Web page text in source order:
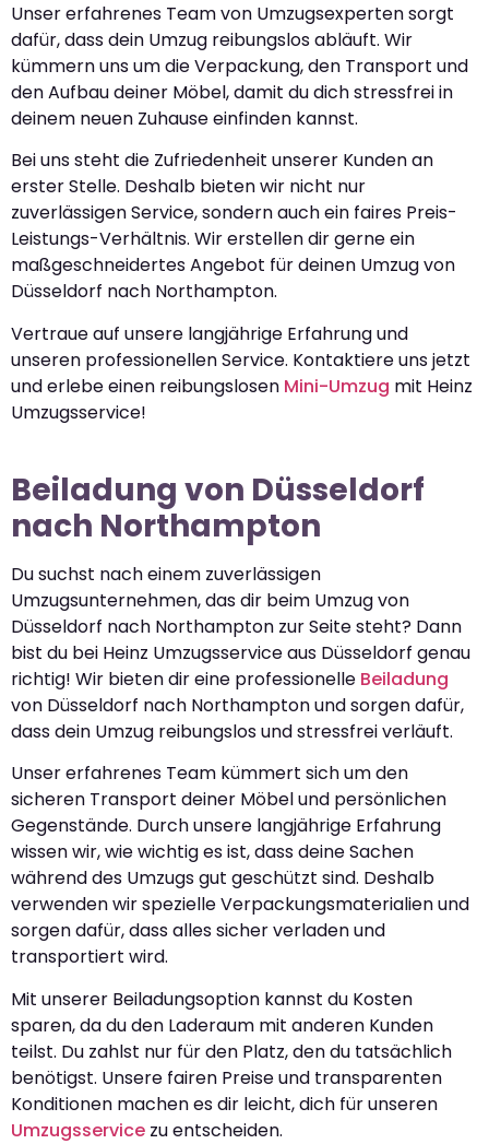
Unser erfahrenes Team von Umzugsexperten sorgt
dafür, dass dein Umzug reibungslos abläuft. Wir
kümmern uns um die Verpackung, den Transport und
den Aufbau deiner Möbel, damit du dich stressfrei in
deinem neuen Zuhause einfinden kannst.
Bei uns steht die Zufriedenheit unserer Kunden an
erster Stelle. Deshalb bieten wir nicht nur
zuverlässigen Service, sondern auch ein faires Preis-
Leistungs-Verhältnis. Wir erstellen dir gerne ein
maßgeschneidertes Angebot für deinen Umzug von
Düsseldorf nach Northampton.
Vertraue auf unsere langjährige Erfahrung und
unseren professionellen Service. Kontaktiere uns jetzt
und erlebe einen reibungslosen Mini-Umzug mit Heinz
Umzugsservice!
Beiladung von Düsseldorf
nach Northampton
Du suchst nach einem zuverlässigen
Umzugsunternehmen, das dir beim Umzug von
Düsseldorf nach Northampton zur Seite steht? Dann
bist du bei Heinz Umzugsservice aus Düsseldorf genau
richtig! Wir bieten dir eine professionelle Beiladung
von Düsseldorf nach Northampton und sorgen dafür,
dass dein Umzug reibungslos und stressfrei verläuft.
Unser erfahrenes Team kümmert sich um den
sicheren Transport deiner Möbel und persönlichen
Gegenstände. Durch unsere langjährige Erfahrung
wissen wir, wie wichtig es ist, dass deine Sachen
während des Umzugs gut geschützt sind. Deshalb
verwenden wir spezielle Verpackungsmaterialien und
sorgen dafür, dass alles sicher verladen und
transportiert wird.
Mit unserer Beiladungsoption kannst du Kosten
sparen, da du den Laderaum mit anderen Kunden
teilst. Du zahlst nur für den Platz, den du tatsächlich
benötigst. Unsere fairen Preise und transparenten
Konditionen machen es dir leicht, dich für unseren
Umzugsservice zu entscheiden.